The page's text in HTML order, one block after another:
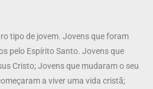
tipo de jovem. Jovens que foram
pelo Espírito Santo. Jovens que
Cristo; Jovens que mudaram o seu
a viver uma vida cristã;